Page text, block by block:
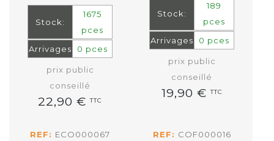
Stock:
1675
pces
Arrivages
0 pces
prix public
conseillé
22,90 €TTC
Stock:
189
pces
Arrivages
0 pces
prix public
conseillé
19,90 €TTC
REF: ECO000067 REF: COF000016